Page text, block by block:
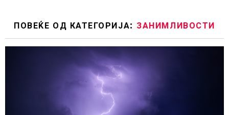
ПОВЕЌЕ ОД КАТЕГОРИЈА: ЗАНИМЛИВОСТИ